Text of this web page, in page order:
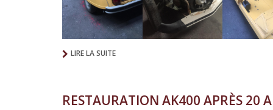
LIRE LA SUITE
RESTAURATION AK400 APRÈS 20